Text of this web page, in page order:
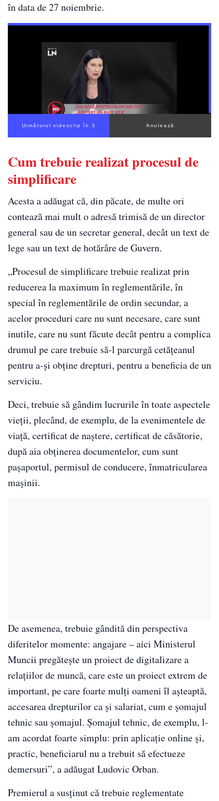
în data de 27 noiembrie.
Următorul videoclip în 2 Anulează
Cum trebuie realizat procesul de
simplificare
Acesta a adăugat că, din păcate, de multe ori
contează mai mult o adresă trimisă de un director
general sau de un secretar general, decât un text de
lege sau un text de hotărâre de Guvern.
„Procesul de simplificare trebuie realizat prin
reducerea la maximum în reglementările, în
special în reglementările de ordin secundar, a
acelor proceduri care nu sunt necesare, care sunt
inutile, care nu sunt făcute decât pentru a complica
drumul pe care trebuie să-l parcurgă cetăţeanul
pentru a-şi obţine drepturi, pentru a beneficia de un
serviciu.
Deci, trebuie să gândim lucrurile în toate aspectele
vieţii, plecând, de exemplu, de la evenimentele de
viaţă, certificat de naştere, certificat de căsătorie,
după aia obţinerea documentelor, cum sunt
paşaportul, permisul de conducere, înmatricularea
maşinii.
De asemenea, trebuie gândită din perspectiva
diferitelor momente: angajare – aici Ministerul
Muncii pregăteşte un proiect de digitalizare a
relaţiilor de muncă, care este un proiect extrem de
important, pe care foarte mulţi oameni îl aşteaptă,
accesarea drepturilor ca şi salariat, cum e şomajul
tehnic sau şomajul. Şomajul tehnic, de exemplu, l-
am acordat foarte simplu: prin aplicaţie online şi,
practic, beneficiarul nu a trebuit să efectueze
demersuri”, a adăugat Ludovic Orban.
Premierul a susținut că trebuie reglementate